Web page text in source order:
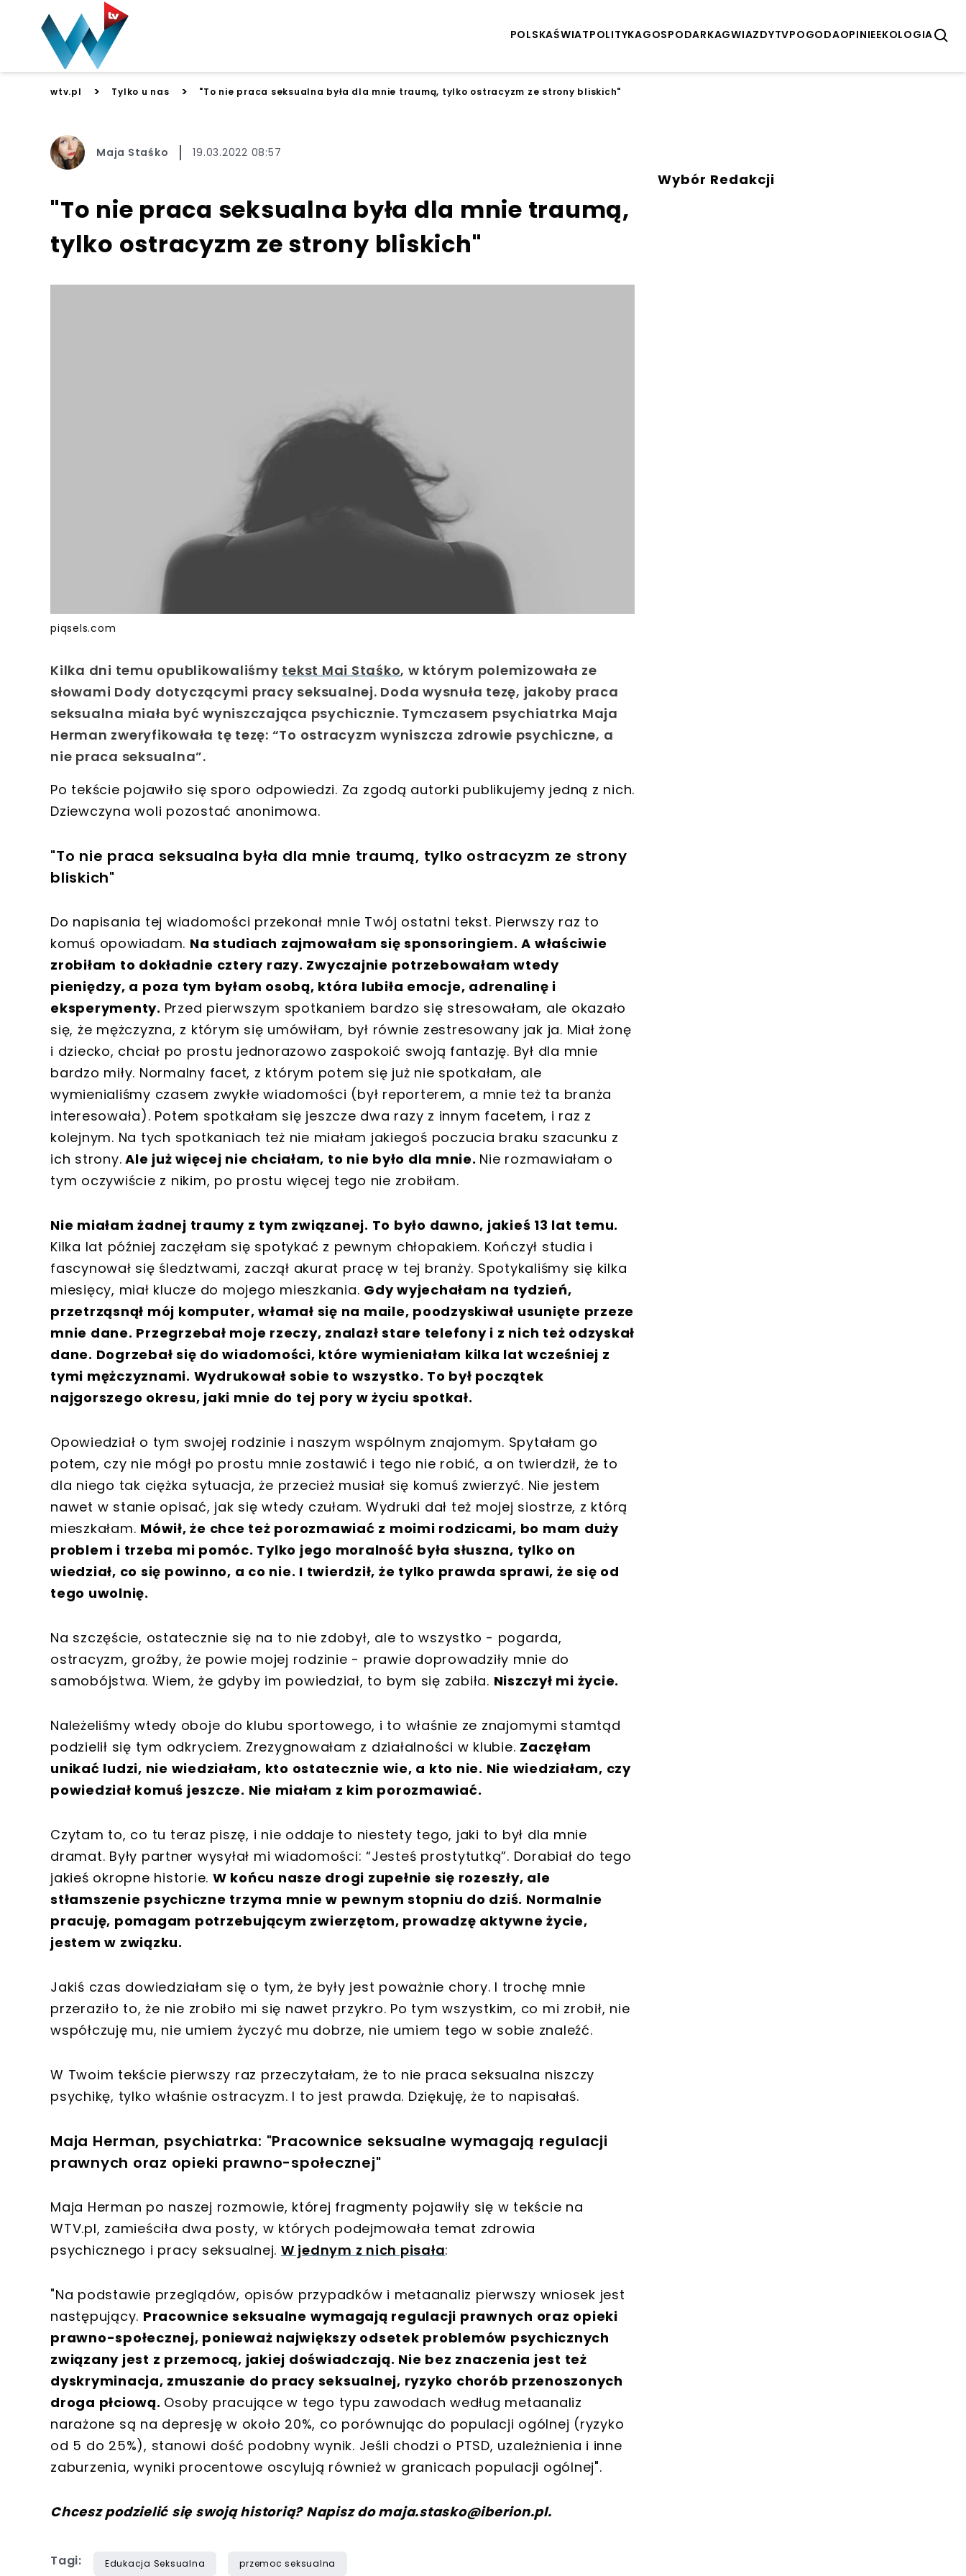
POLSKAŚWIATPOLITYKAGOSPODARKAGWIAZDYTVPOGODAOPINIEEKOLOGIA
wtv.pl > Tylko u nas > "To nie praca seksualna była dla mnie traumą, tylko ostracyzm ze strony bliskich"
Maja Staśko 19.03.2022 08:57
"To nie praca seksualna była dla mnie traumą,
tylko ostracyzm ze strony bliskich"
piqsels.com
Kilka dni temu opublikowaliśmy tekst Mai Staśko, w którym polemizowała ze
słowami Dody dotyczącymi pracy seksualnej. Doda wysnuła tezę, jakoby praca
seksualna miała być wyniszczająca psychicznie. Tymczasem psychiatrka Maja
Herman zweryfikowała tę tezę: “To ostracyzm wyniszcza zdrowie psychiczne, a
nie praca seksualna”.
Po tekście pojawiło się sporo odpowiedzi. Za zgodą autorki publikujemy jedną z nich.
Dziewczyna woli pozostać anonimowa.
"To nie praca seksualna była dla mnie traumą, tylko ostracyzm ze strony
bliskich"
Do napisania tej wiadomości przekonał mnie Twój ostatni tekst. Pierwszy raz to
komuś opowiadam. Na studiach zajmowałam się sponsoringiem. A właściwie
zrobiłam to dokładnie cztery razy. Zwyczajnie potrzebowałam wtedy
pieniędzy, a poza tym byłam osobą, która lubiła emocje, adrenalinę i
eksperymenty. Przed pierwszym spotkaniem bardzo się stresowałam, ale okazało
się, że mężczyzna, z którym się umówiłam, był równie zestresowany jak ja. Miał żonę
i dziecko, chciał po prostu jednorazowo zaspokoić swoją fantazję. Był dla mnie
bardzo miły. Normalny facet, z którym potem się już nie spotkałam, ale
wymienialiśmy czasem zwykłe wiadomości (był reporterem, a mnie też ta branża
interesowała). Potem spotkałam się jeszcze dwa razy z innym facetem, i raz z
kolejnym. Na tych spotkaniach też nie miałam jakiegoś poczucia braku szacunku z
ich strony. Ale już więcej nie chciałam, to nie było dla mnie. Nie rozmawiałam o
tym oczywiście z nikim, po prostu więcej tego nie zrobiłam.
Nie miałam żadnej traumy z tym związanej. To było dawno, jakieś 13 lat temu.
Kilka lat później zaczęłam się spotykać z pewnym chłopakiem. Kończył studia i
fascynował się śledztwami, zaczął akurat pracę w tej branży. Spotykaliśmy się kilka
miesięcy, miał klucze do mojego mieszkania. Gdy wyjechałam na tydzień,
przetrząsnął mój komputer, włamał się na maile, poodzyskiwał usunięte przeze
mnie dane. Przegrzebał moje rzeczy, znalazł stare telefony i z nich też odzyskał
dane. Dogrzebał się do wiadomości, które wymieniałam kilka lat wcześniej z
tymi mężczyznami. Wydrukował sobie to wszystko. To był początek
najgorszego okresu, jaki mnie do tej pory w życiu spotkał.
Opowiedział o tym swojej rodzinie i naszym wspólnym znajomym. Spytałam go
potem, czy nie mógł po prostu mnie zostawić i tego nie robić, a on twierdził, że to
dla niego tak ciężka sytuacja, że przecież musiał się komuś zwierzyć. Nie jestem
nawet w stanie opisać, jak się wtedy czułam. Wydruki dał też mojej siostrze, z którą
mieszkałam. Mówił, że chce też porozmawiać z moimi rodzicami, bo mam duży
problem i trzeba mi pomóc. Tylko jego moralność była słuszna, tylko on
wiedział, co się powinno, a co nie. I twierdził, że tylko prawda sprawi, że się od
tego uwolnię.
Na szczęście, ostatecznie się na to nie zdobył, ale to wszystko - pogarda,
ostracyzm, groźby, że powie mojej rodzinie - prawie doprowadziły mnie do
samobójstwa. Wiem, że gdyby im powiedział, to bym się zabiła. Niszczył mi życie.
Należeliśmy wtedy oboje do klubu sportowego, i to właśnie ze znajomymi stamtąd
podzielił się tym odkryciem. Zrezygnowałam z działalności w klubie. Zaczęłam
unikać ludzi, nie wiedziałam, kto ostatecznie wie, a kto nie. Nie wiedziałam, czy
powiedział komuś jeszcze. Nie miałam z kim porozmawiać.
Czytam to, co tu teraz piszę, i nie oddaje to niestety tego, jaki to był dla mnie
dramat. Były partner wysyłał mi wiadomości: “Jesteś prostytutką”. Dorabiał do tego
jakieś okropne historie. W końcu nasze drogi zupełnie się rozeszły, ale
stłamszenie psychiczne trzyma mnie w pewnym stopniu do dziś. Normalnie
pracuję, pomagam potrzebującym zwierzętom, prowadzę aktywne życie,
jestem w związku.
Jakiś czas dowiedziałam się o tym, że były jest poważnie chory. I trochę mnie
przeraziło to, że nie zrobiło mi się nawet przykro. Po tym wszystkim, co mi zrobił, nie
współczuję mu, nie umiem życzyć mu dobrze, nie umiem tego w sobie znaleźć.
W Twoim tekście pierwszy raz przeczytałam, że to nie praca seksualna niszczy
psychikę, tylko właśnie ostracyzm. I to jest prawda. Dziękuję, że to napisałaś.
Maja Herman, psychiatrka: "Pracownice seksualne wymagają regulacji
prawnych oraz opieki prawno-społecznej"
Maja Herman po naszej rozmowie, której fragmenty pojawiły się w tekście na
WTV.pl, zamieściła dwa posty, w których podejmowała temat zdrowia
psychicznego i pracy seksualnej. W jednym z nich pisała:
"Na podstawie przeglądów, opisów przypadków i metaanaliz pierwszy wniosek jest
następujący. Pracownice seksualne wymagają regulacji prawnych oraz opieki
prawno-społecznej, ponieważ największy odsetek problemów psychicznych
związany jest z przemocą, jakiej doświadczają. Nie bez znaczenia jest też
dyskryminacja, zmuszanie do pracy seksualnej, ryzyko chorób przenoszonych
droga płciową. Osoby pracujące w tego typu zawodach według metaanaliz
narażone są na depresję w około 20%, co porównując do populacji ogólnej (ryzyko
od 5 do 25%), stanowi dość podobny wynik. Jeśli chodzi o PTSD, uzależnienia i inne
zaburzenia, wyniki procentowe oscylują również w granicach populacji ogólnej".
Chcesz podzielić się swoją historią? Napisz domaja.stasko@iberion.pl.
Tagi: Edukacja Seksualna przemoc seksualna
Wybór Redakcji